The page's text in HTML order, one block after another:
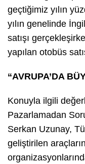
geçtiğimiz yılın
yılın genelinde
satışı
yapılan otobüs
“AVRUPA’DA
Konuyla ilgili
Pazarlamadan
Serkan Uzunay,
geliştirilen